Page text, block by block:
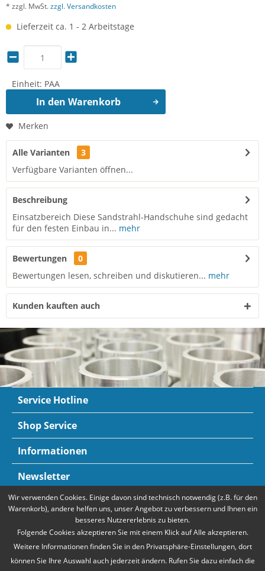
* zzgl. MwSt.zzgl. Versandkosten
Lieferzeit ca. 1 - 2 Arbeitstage
Einheit: PAA
In den Warenkorb
Merken
Alle Varianten
3
Verfügbare Varianten öffnen...
Beschreibung
Einsatzbereich Diese Sandstrahl-Handschuhe sind gedacht
für den festen Einbau in... mehr
Bewertungen
0
Bewertungen lesen, schreiben und diskutieren... mehr
Kunden kauften auch
Service Hotline
Shop Service
Informationen
Newsletter
Zahlungsarten Mehr Informationen
Wir verwenden Cookies. Einige davon sind technisch notwendig (z.B. für den
Warenkorb), andere helfen uns, unser Angebot zu verbessern und Ihnen ein
besseres Nutzererlebnis zu bieten.
Folgende Cookies akzeptieren Sie mit einem Klick auf Alle akzeptieren.
Weitere Informationen finden Sie in den Privatsphäre-Einstellungen, dort
können Sie Ihre Auswahl auch jederzeit ändern. Rufen Sie dazu einfach die